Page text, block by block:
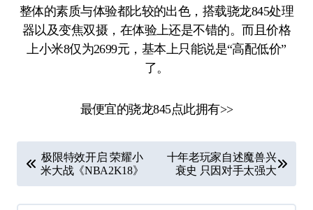
整体的素质与体验都比较的出色，搭载骁龙845处理
器以及变焦双摄，在体验上还是不错的。而且价格
上小米8仅为2699元，基本上只能说是“高配低价”
了。
最便宜的骁龙845点此拥有>>
章
导
极限特效开启 荣耀小
米大战《NBA2K18》
十年老玩家自述魔兽兴
衰史 只因对手太强大